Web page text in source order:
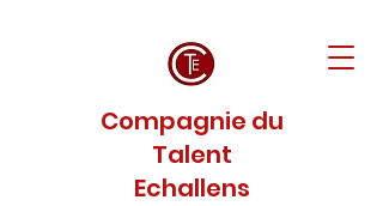
Compagnie du
Talent
Echallens